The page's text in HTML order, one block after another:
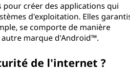
pour créer des applications qui
d'exploitation. Elles
se comporte de manière
marque d'Android™.
de l'internet ?